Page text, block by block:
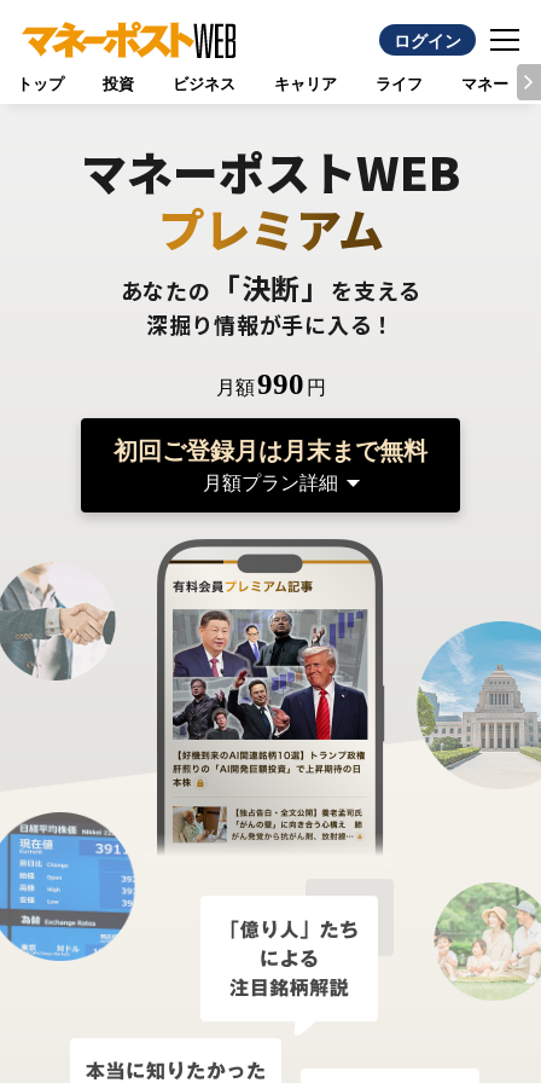
ログイン
トップ 投資 ビジネス キャリア ライフ マネー
マネーポストWEB
プレミアム
あなたの 「決断」
を支える
深掘り情報が手に入る！
月額990 円
初回ご登録月は月末まで無料
月額プラン詳細